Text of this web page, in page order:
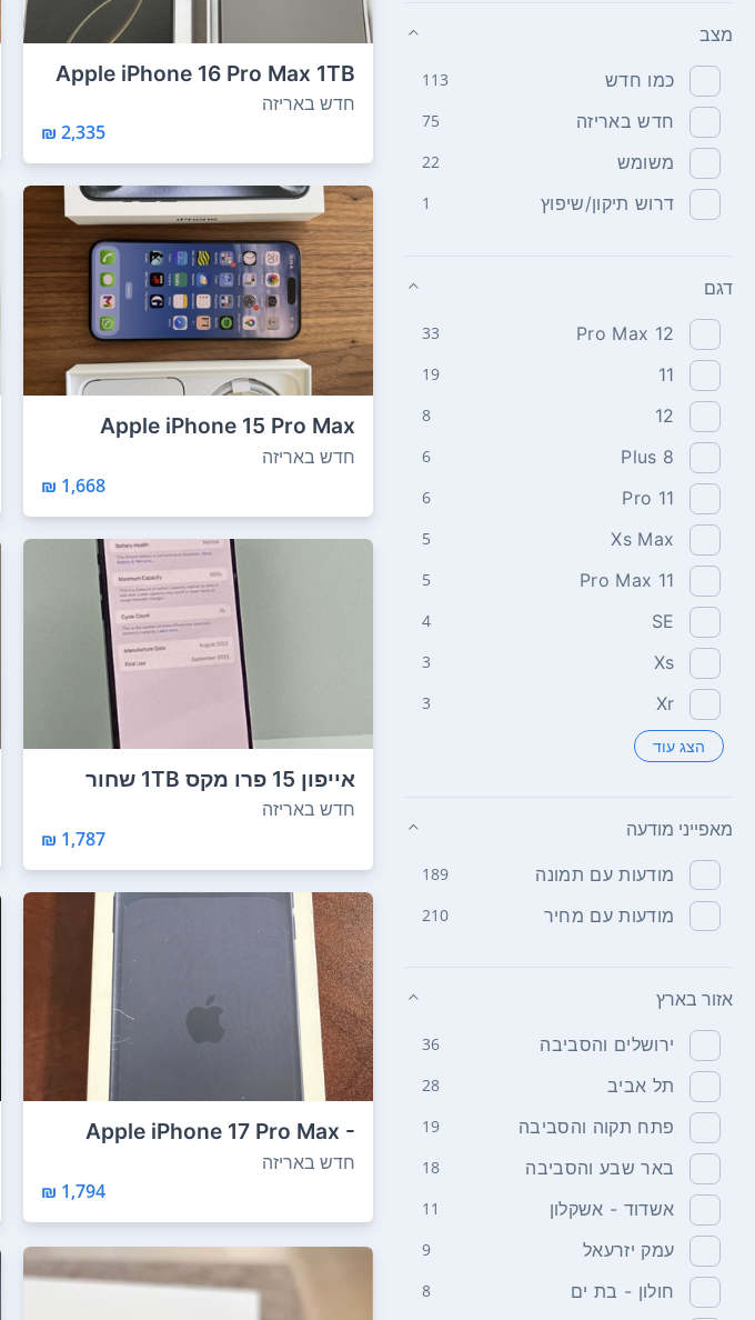
מצב
כמו חדש 113
חדש באריזה 75
משומש 22
דרוש תיקון/שיפוץ 1
דגם
12 Pro Max
33
11
19
12
8
8 Plus
6
11 Pro
6
Xs Max
5
11 Pro Max
5
SE
4
Xs
3
Xr
3
הצג עוד
מאפייני מודעה
מודעות עם תמונה 189
מודעות עם מחיר 210
אזור בארץ
ירושלים והסביבה 36
תל אביב 28
פתח תקוה והסביבה 19
באר שבע והסביבה 18
אשדוד - אשקלון 11
עמק יזרעאל 9
חולון - בת ים 8
Apple iPhone 16 Pro Max 1TB
8GB RAM חדש...
חדש באריזה
2,335 ₪
Apple iPhone 15 Pro Max
512GB חדש לגמרי...
חדש באריזה
1,668 ₪
אייפון 15 פרו מקס 1TB שחור
טיטניום! סולל...
חדש באריזה
1,787 ₪
Apple iPhone 17 Pro Max -
256 GB לתגוב...
חדש באריזה
1,794 ₪